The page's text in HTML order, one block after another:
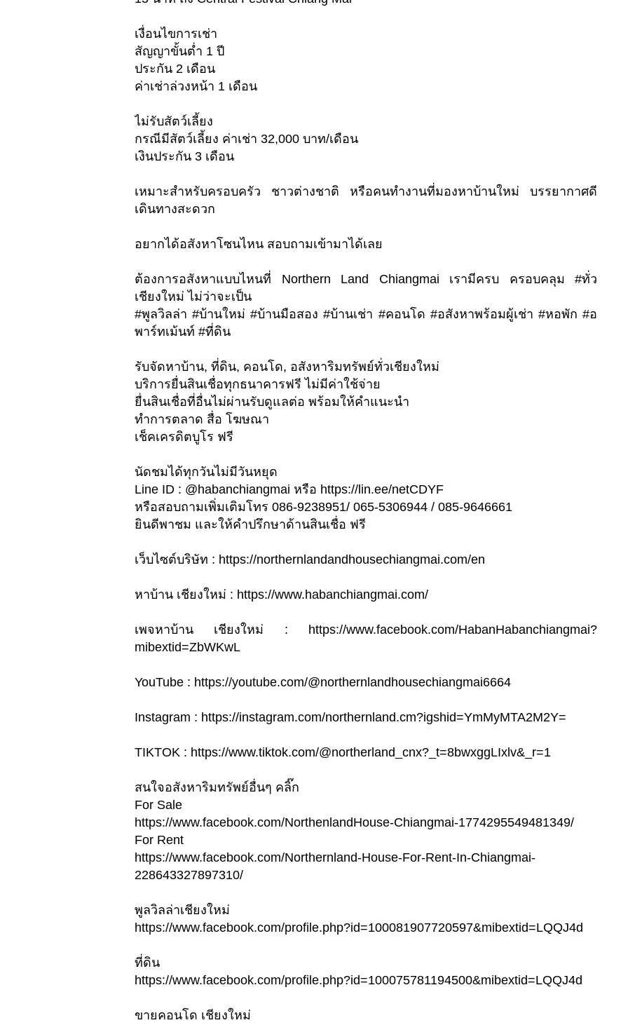
เงื่อนไขการเช่า
สัญญาขั้นต่ำ 1 ปี
ประกัน 2 เดือน
ค่าเช่าล่วงหน้า 1 เดือน
ไม่รับสัตว์เลี้ยง
กรณีมีสัตว์เลี้ยง ค่าเช่า 32,000 บาท/เดือน
เงินประกัน 3 เดือน
เหมาะสำหรับครอบครัว ชาวต่างชาติ หรือคนทำงานที่มองหาบ้านใหม่ บรรยากาศดี
เดินทางสะดวก
อยากได้อสังหาโซนไหน สอบถามเข้ามาได้เลย
ต้องการอสังหาแบบไหนที่ Northern Land Chiangmai เรามีครบ ครอบคลุม #ทั่ว
เชียงใหม่ ไม่ว่าจะเป็น
#พูลวิลล่า #บ้านใหม่ #บ้านมือสอง #บ้านเช่า #คอนโด #อสังหาพร้อมผู้เช่า #หอพัก #อ
พาร์ทเม้นท์ #ที่ดิน
รับจัดหาบ้าน, ที่ดิน, คอนโด, อสังหาริมทรัพย์ทั่วเชียงใหม่
บริการยื่นสินเชื่อทุกธนาคารฟรี ไม่มีค่าใช้จ่าย
ยื่นสินเชื่อที่อื่นไม่ผ่านรับดูแลต่อ พร้อมให้คำแนะนำ
ทำการตลาด สื่อ โฆษณา
เช็คเครดิตบูโร ฟรี
นัดชมได้ทุกวันไม่มีวันหยุด
Line ID : @habanchiangmai หรือ https://lin.ee/netCDYF
หรือสอบถามเพิ่มเติมโทร 086-9238951/ 065-5306944 / 085-9646661
ยินดีพาชม และให้คำปรึกษาด้านสินเชื่อ ฟรี
เว็บไซต์บริษัท : https://northernlandandhousechiangmai.com/en
หาบ้าน เชียงใหม่ : https://www.habanchiangmai.com/
เพจหาบ้าน เชียงใหม่ : https://www.facebook.com/HabanHabanchiangmai?
mibextid=ZbWKwL
YouTube : https://youtube.com/@northernlandhousechiangmai6664
Instagram : https://instagram.com/northernland.cm?igshid=YmMyMTA2M2Y=
TIKTOK : https://www.tiktok.com/@northerland_cnx?_t=8bwxggLIxlv&_r=1
สนใจอสังหาริมทรัพย์อื่นๆ คลิ๊ก
For Sale
https://www.facebook.com/NorthenlandHouse-Chiangmai-1774295549481349/
For Rent
https://www.facebook.com/Northernland-House-For-Rent-In-Chiangmai-
228643327897310/
พูลวิลล่าเชียงใหม่
https://www.facebook.com/profile.php?id=100081907720597&mibextid=LQQJ4d
ที่ดิน
https://www.facebook.com/profile.php?id=100075781194500&mibextid=LQQJ4d
ขายคอนโด เชียงใหม่